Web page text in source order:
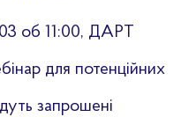
об 11:00, ДАРТ
для потенційних
запрошені